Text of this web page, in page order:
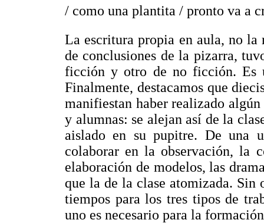
/ como una plantita / pronto va a
La escritura propia en aula, no la
de conclusiones de la pizarra,
ficción y otro de no ficción. Es
Finalmente, destacamos que
manifiestan haber realizado
y alumnas: se alejan así de la
aislado en su pupitre. De una
colaborar en la observación, la
elaboración de modelos, las
que la de la clase atomizada.
tiempos para los tres tipos de
uno es necesario para la